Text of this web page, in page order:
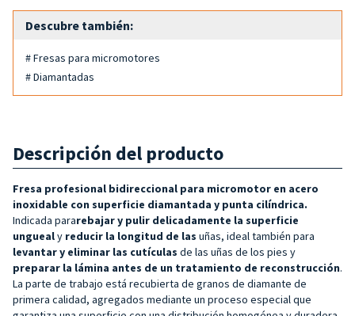
Descubre también:
# Fresas para micromotores
# Diamantadas
Descripción del producto
Fresa profesional bidireccional para micromotor en acero
inoxidable con superficie diamantada y punta cilíndrica.
Indicada pararebajar y pulir delicadamente la superficie
unguealy reducir la longitud de las uñas, ideal también para
levantar y eliminar las cutículas de las uñas de los pies y
preparar la lámina antes de un tratamiento de reconstrucción.
La parte de trabajo está recubierta de granos de diamante de
primera calidad, agregados mediante un proceso especial que